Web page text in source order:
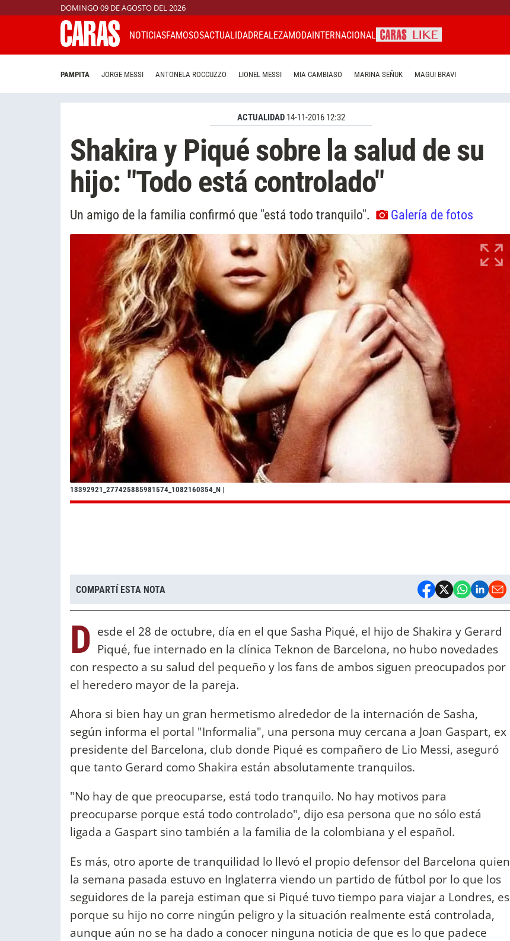
DOMINGO 09 DE AGOSTO DEL 2026
NOTICIASFAMOSOSACTUALIDADREALEZAMODAINTERNACIONAL
PAMPITA JORGE MESSI ANTONELA ROCCUZZO LIONEL MESSI MIA CAMBIASO MARINA SEÑUK MAGUI BRAVI
ACTUALIDAD 14-11-2016 12:32
Shakira y Piqué sobre la salud de su
hijo: "Todo está controlado"
Un amigo de la familia confirmó que "está todo tranquilo". Galería de fotos
13392921_277425885981574_1082160354_N |
COMPARTÍ ESTA NOTA
D esde el 28 de octubre, día en el que Sasha Piqué, el hijo de Shakira y Gerard
Piqué, fue internado en la clínica Teknon de Barcelona, no hubo novedades
con respecto a su salud del pequeño y los fans de ambos siguen preocupados por
el heredero mayor de la pareja.
Ahora si bien hay un gran hermetismo alrededor de la internación de Sasha,
según informa el portal "Informalia", una persona muy cercana a Joan Gaspart, ex
presidente del Barcelona, club donde Piqué es compañero de Lio Messi, aseguró
que tanto Gerard como Shakira están absolutamente tranquilos.
"No hay de que preocuparse, está todo tranquilo. No hay motivos para
preocuparse porque está todo controlado", dijo esa persona que no sólo está
ligada a Gaspart sino también a la familia de la colombiana y el español.
Es más, otro aporte de tranquilidad lo llevó el propio defensor del Barcelona quien
la semana pasada estuvo en Inglaterra viendo un partido de fútbol por lo que los
seguidores de la pareja estiman que si Piqué tuvo tiempo para viajar a Londres, es
porque su hijo no corre ningún peligro y la situación realmente está controlada,
aunque aún no se ha dado a conocer ninguna noticia de que es lo que padece